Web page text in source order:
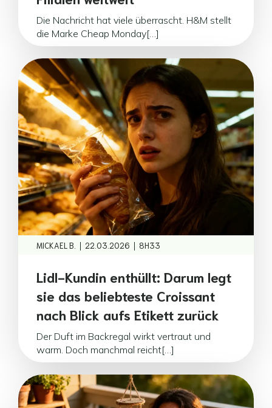
Die Nachricht hat viele überrascht. H&M stellt
die Marke Cheap Monday[…]
MICKAEL B. | 22.03.2026 | 8H33
Lidl-Kundin enthüllt: Darum legt
sie das beliebteste Croissant
nach Blick aufs Etikett zurück
Der Duft im Backregal wirkt vertraut und
warm. Doch manchmal reicht[…]